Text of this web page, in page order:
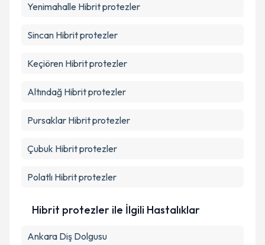
Yenimahalle Hibrit protezler
Sincan Hibrit protezler
Keçiören Hibrit protezler
Altındağ Hibrit protezler
Pursaklar Hibrit protezler
Çubuk Hibrit protezler
Polatlı Hibrit protezler
Hibrit protezler ile İlgili Hastalıklar
Ankara Diş Dolgusu